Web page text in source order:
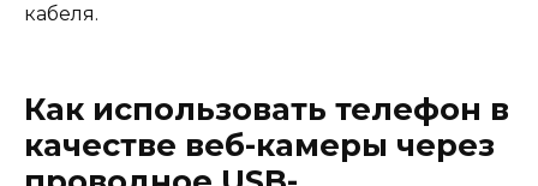
кабеля.
Как использовать телефон в
качестве веб-камеры через